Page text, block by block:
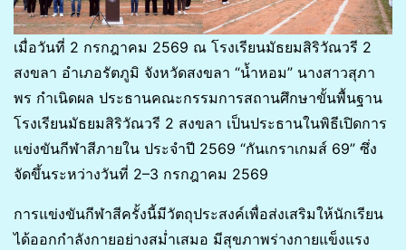
เมื่อวันที่ 2 กรกฎาคม 2569 ณ โรงเรียนมัธยมสิริวัณวรี 2
สงขลา อำเภอรัตภูมิ จังหวัดสงขลา “น้ำหอม” นางสาวสุภา
พร กำเนิดผล ประธานคณะกรรมการสถานศึกษาขั้นพื้นฐาน
โรงเรียนมัธยมสิริวัณวรี 2 สงขลา เป็นประธานในพิธีเปิดการ
แข่งขันกีฬาสีภายใน ประจำปี 2569 “กันเกราเกมส์ 69” ซึ่ง
จัดขึ้นระหว่างวันที่ 2–3 กรกฎาคม 2569
การแข่งขันกีฬาสีครั้งนี้มีวัตถุประสงค์เพื่อส่งเสริมให้นักเรียน
ได้ออกกำลังกายอย่างสม่ำเสมอ มีสุขภาพร่างกายแข็งแรง